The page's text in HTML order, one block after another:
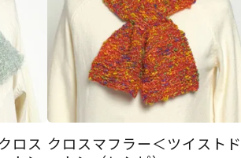
ロス クロスマフラー＜ツイストド